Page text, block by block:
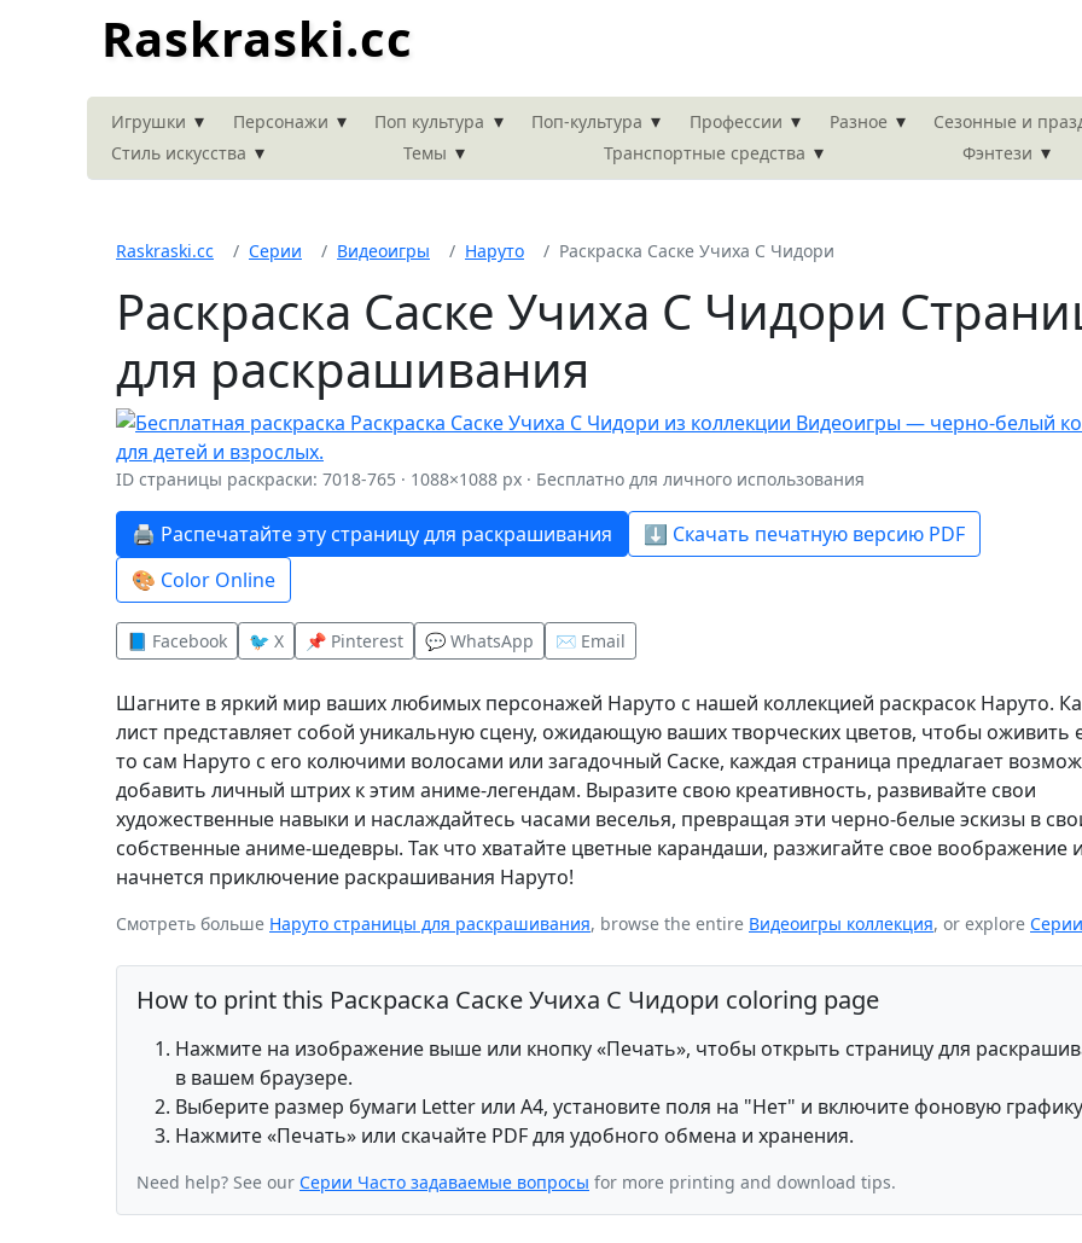
Raskraski.cc
Игрушки ▾ Персонажи ▾ Поп культура ▾ Поп-культура ▾ Профессии ▾ Разное ▾
Сезонные и
Стиль искусства ▾ Темы ▾ Транспортные средства ▾ Фэнтези ▾
Raskraski.cc Серии Видеоигры Наруто Раскраска Саске Учиха С Чидори
Раскраска Саске Учиха С Чидори
для раскрашивания
ID страницы раскраски: 7018-765 · 1088×1088 px · Бесплатно для личного использования
🖨️ Распечатайте эту страницу для раскрашивания
⬇️ Скачать печатную версию PDF
🎨 Color Online
📘 Facebook 🐦 X 📌 Pinterest 💬 WhatsApp ✉️ Email
Шагните в яркий мир ваших любимых персонажей Наруто с нашей коллекцией раскрасок Наруто.
лист представляет собой уникальную сцену, ожидающую ваших творческих цветов, чтобы оживить
то сам Наруто с его колючими волосами или загадочный Саске, каждая страница предлагает
добавить личный штрих к этим аниме-легендам. Выразите свою креативность, развивайте свои
художественные навыки и наслаждайтесь часами веселья, превращая эти черно-белые эскизы в
собственные аниме-шедевры. Так что хватайте цветные карандаши, разжигайте свое воображение
начнется приключение раскрашивания Наруто!
Смотреть больше Наруто страницы для раскрашивания, browse the entire Видеоигры коллекция, or explore Серии
How to print this Раскраска Саске Учиха С Чидори coloring page
Нажмите на изображение выше или кнопку «Печать», чтобы открыть страницу для
в вашем браузере.
Выберите размер бумаги Letter или A4, установите поля на "Нет" и включите фоновую
Нажмите «Печать» или скачайте PDF для удобного обмена и хранения.
Need help? See our Серии Часто задаваемые вопросы for more printing and download tips.